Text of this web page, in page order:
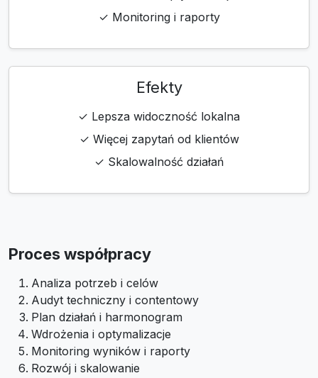
✓ Monitoring i raporty
Efekty
✓ Lepsza widoczność lokalna
✓ Więcej zapytań od klientów
✓ Skalowalność działań
Proces współpracy
Analiza potrzeb i celów
Audyt techniczny i contentowy
Plan działań i harmonogram
Wdrożenia i optymalizacje
Monitoring wyników i raporty
Rozwój i skalowanie